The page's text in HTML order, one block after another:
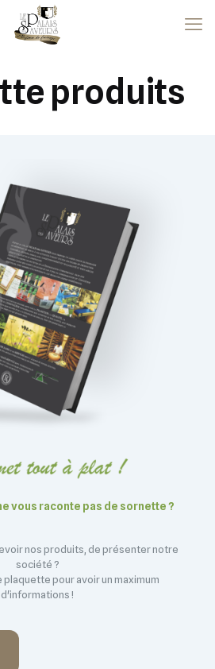
produits
vous raconte pas de sornette ?
nos produits, de présenter notre
société ?
pour avoir un maximum
d'informations !